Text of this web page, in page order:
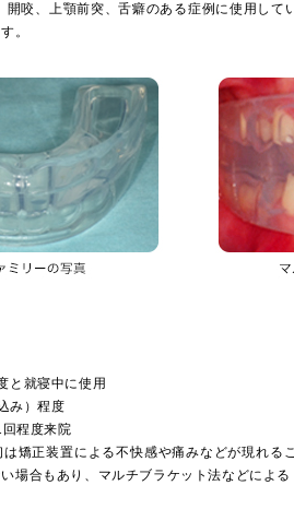
開咬、上顎前突、舌癖のある症例に使用し
。
就寝中に使用
）程度
程度来院
矯正装置による不快感や痛みなどが現れる
場合もあり、マルチブラケット法などによ